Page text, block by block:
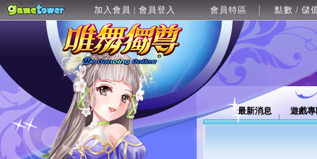
加入會員 | 會員登入 會員特區 點數 / 儲
最新消息 遊戲